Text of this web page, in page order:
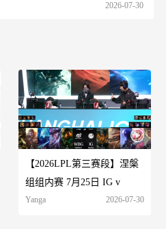
2026-07-30
【2026LPL第三赛段】涅槃
组组内赛 7月25日 IG v
Yanga 2026-07-30